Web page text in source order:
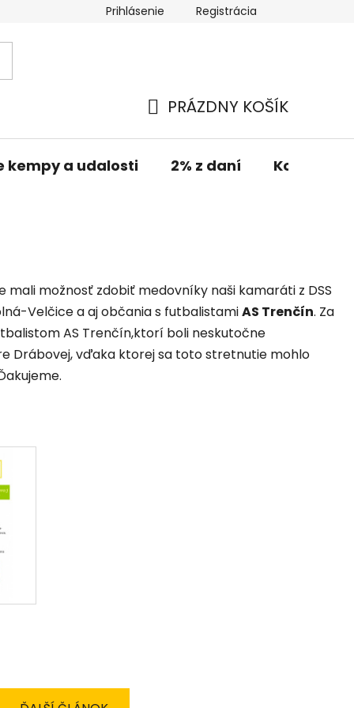
Prihlásenie Registrácia
KOŠÍK
PRÁZDNY KOŠÍK
kempy a udalosti 2% z daní Kontakt
možnosť zdobiť medovníky naši kamaráti z DSS
Velčice a aj občania s futbalistamiAS Trenčín. Za
AS Trenčín,ktorí boli neskutočne
Drábovej, vďaka ktorej sa toto stretnutie mohlo